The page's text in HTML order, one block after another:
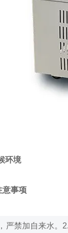
环境
意事项
严禁加自来水。